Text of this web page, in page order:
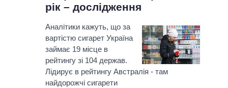
рік – дослідження
Аналітики кажуть, що за
вартістю сигарет Україна
займає 19 місце в
рейтингу зі 104 держав.
Лідирує в рейтингу Австралія - там
найдорожчі сигарети